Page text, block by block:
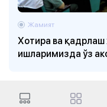
Хотира ва қадрлаш
ишларимизда ўз
Жамият